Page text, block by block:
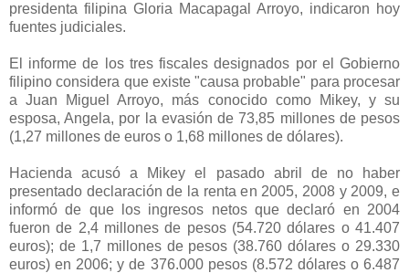
presidenta filipina Gloria Macapagal Arroyo, indicaron hoy
fuentes judiciales.
El informe de los tres fiscales designados por el Gobierno
filipino considera que existe "causa probable" para procesar
a Juan Miguel Arroyo, más conocido como Mikey, y su
esposa, Angela, por la evasión de 73,85 millones de pesos
(1,27 millones de euros o 1,68 millones de dólares).
Hacienda acusó a Mikey el pasado abril de no haber
presentado declaración de la renta en 2005, 2008 y 2009, e
informó de que los ingresos netos que declaró en 2004
fueron de 2,4 millones de pesos (54.720 dólares o 41.407
euros); de 1,7 millones de pesos (38.760 dólares o 29.330
euros) en 2006; y de 376.000 pesos (8.572 dólares o 6.487